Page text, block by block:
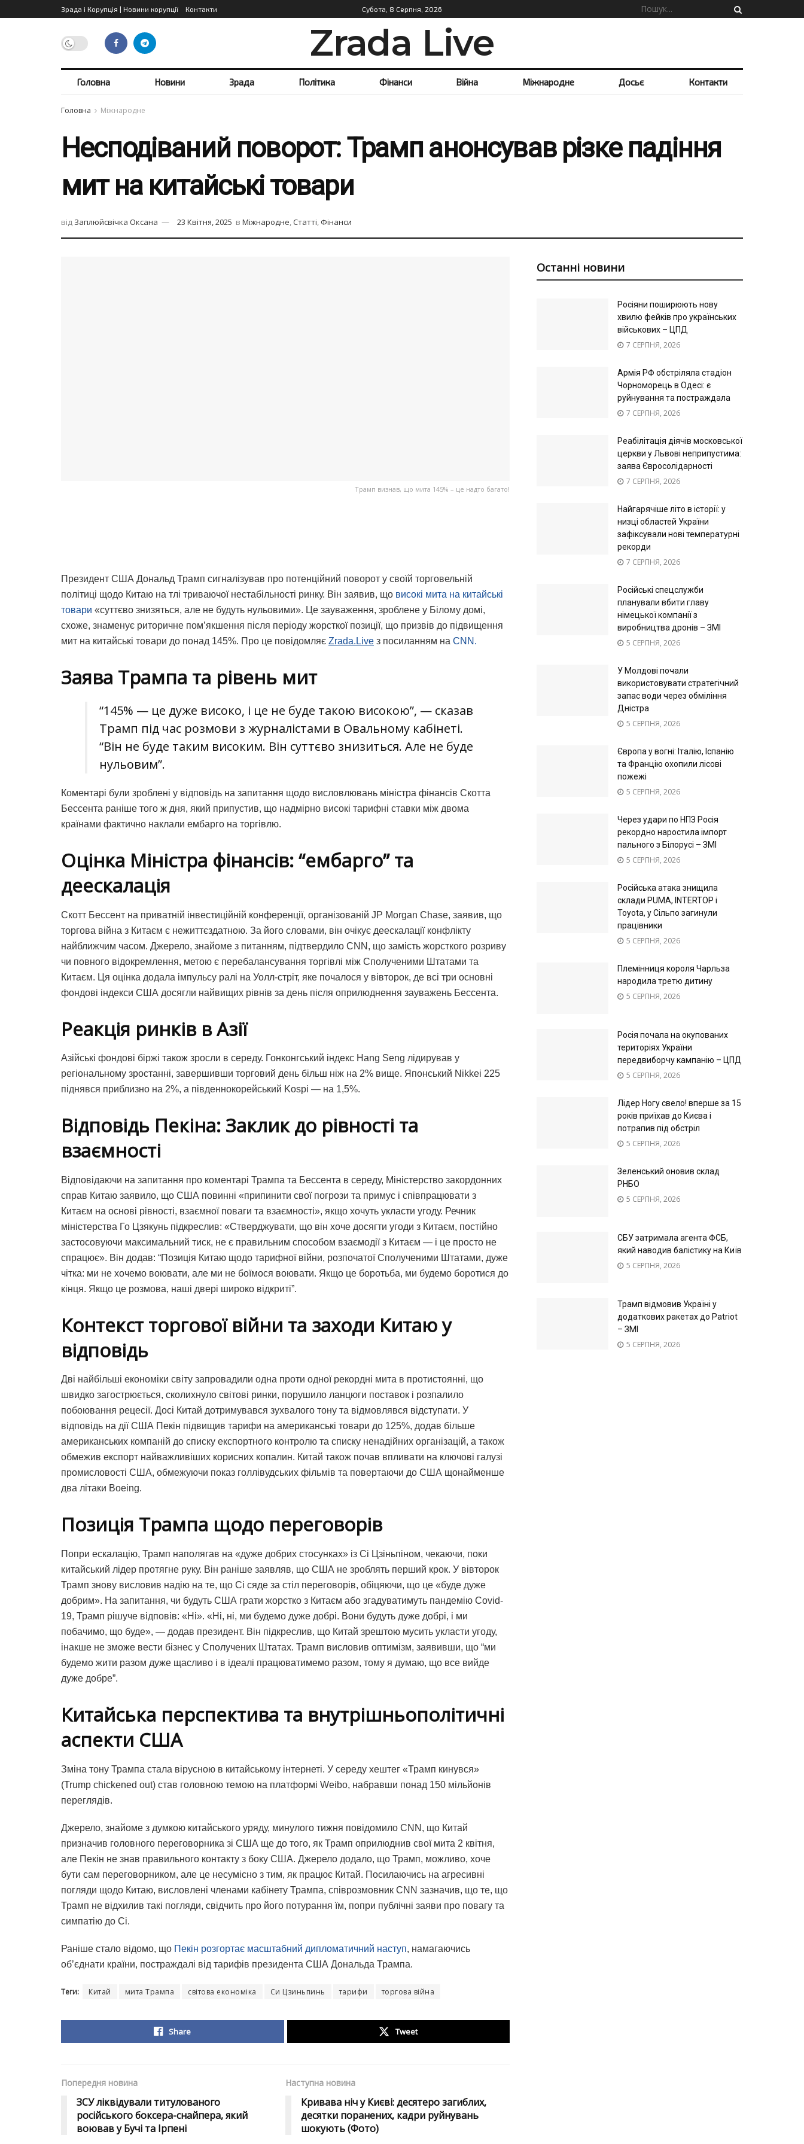
Зрада і Корупція | Новини корупції Контакти Субота, 8 Серпня, 2026
Zrada Live
Головна Новини Зрада Політика Фінанси Війна Міжнародне Досьє Контакти
Головна Міжнародне
Несподіваний поворот: Трамп анонсував різке падіння
мит на китайські товари
від Заплюйсвічка Оксана 23 Квітня, 2025 в Міжнародне,Статті, Фінанси
Трамп визнав, що мита 145% – це надто багато!
Президент США Дональд Трамп сигналізував про потенційний поворот у своїй торговельній
політиці щодо Китаю на тлі триваючої нестабільності ринку. Він заявив, що високі мита на китайські
товари «суттєво знизяться, але не будуть нульовими». Це зауваження, зроблене у Білому домі,
схоже, знаменує риторичне пом’якшення після періоду жорсткої позиції, що призвів до підвищення
мит на китайські товари до понад 145%. Про це повідомляє Zrada.Live з посиланням на CNN.
Заява Трампа та рівень мит
“145% — це дуже високо, і це не буде такою високою”, — сказав
Трамп під час розмови з журналістами в Овальному кабінеті.
“Він не буде таким високим. Він суттєво знизиться. Але не буде
нульовим”.
Коментарі були зроблені у відповідь на запитання щодо висловлювань міністра фінансів Скотта
Бессента раніше того ж дня, який припустив, що надмірно високі тарифні ставки між двома
країнами фактично наклали ембарго на торгівлю.
Оцінка Міністра фінансів: “ембарго” та
деескалація
Скотт Бессент на приватній інвестиційній конференції, організованій JP Morgan Chase, заявив, що
торгова війна з Китаєм є нежиттєздатною. За його словами, він очікує деескалації конфлікту
найближчим часом. Джерело, знайоме з питанням, підтвердило CNN, що замість жорсткого розриву
чи повного відокремлення, метою є перебалансування торгівлі між Сполученими Штатами та
Китаєм. Ця оцінка додала імпульсу ралі на Уолл-стріт, яке почалося у вівторок, де всі три основні
фондові індекси США досягли найвищих рівнів за день після оприлюднення зауважень Бессента.
Реакція ринків в Азії
Азійські фондові біржі також зросли в середу. Гонконгський індекс Hang Seng лідирував у
регіональному зростанні, завершивши торговий день більш ніж на 2% вище. Японський Nikkei 225
піднявся приблизно на 2%, а південнокорейський Kospi — на 1,5%.
Відповідь Пекіна: Заклик до рівності та
взаємності
Відповідаючи на запитання про коментарі Трампа та Бессента в середу, Міністерство закордонних
справ Китаю заявило, що США повинні «припинити свої погрози та примус і співпрацювати з
Китаєм на основі рівності, взаємної поваги та взаємності», якщо хочуть укласти угоду. Речник
міністерства Го Цзякунь підкреслив: «Стверджувати, що він хоче досягти угоди з Китаєм, постійно
застосовуючи максимальний тиск, не є правильним способом взаємодії з Китаєм — і це просто не
спрацює». Він додав: “Позиція Китаю щодо тарифної війни, розпочатої Сполученими Штатами, дуже
чітка: ми не хочемо воювати, але ми не боїмося воювати. Якщо це боротьба, ми будемо боротися до
кінця. Якщо це розмова, наші двері широко відкриті”.
Контекст торгової війни та заходи Китаю у
відповідь
Дві найбільші економіки світу запровадили одна проти одної рекордні мита в протистоянні, що
швидко загострюється, сколихнуло світові ринки, порушило ланцюги поставок і розпалило
побоювання рецесії. Досі Китай дотримувався зухвалого тону та відмовлявся відступати. У
відповідь на дії США Пекін підвищив тарифи на американські товари до 125%, додав більше
американських компаній до списку експортного контролю та списку ненадійних організацій, а також
обмежив експорт найважливіших корисних копалин. Китай також почав впливати на ключові галузі
промисловості США, обмежуючи показ голлівудських фільмів та повертаючи до США щонайменше
два літаки Boeing.
Позиція Трампа щодо переговорів
Попри ескалацію, Трамп наполягав на «дуже добрих стосунках» із Сі Цзіньпіном, чекаючи, поки
китайський лідер протягне руку. Він раніше заявляв, що США не зроблять перший крок. У вівторок
Трамп знову висловив надію на те, що Сі сяде за стіл переговорів, обіцяючи, що це «буде дуже
добрим». На запитання, чи будуть США грати жорстко з Китаєм або згадуватимуть пандемію Covid-
19, Трамп рішуче відповів: «Ні». «Ні, ні, ми будемо дуже добрі. Вони будуть дуже добрі, і ми
побачимо, що буде», — додав президент. Він підкреслив, що Китай зрештою мусить укласти угоду,
інакше не зможе вести бізнес у Сполучених Штатах. Трамп висловив оптимізм, заявивши, що “ми
будемо жити разом дуже щасливо і в ідеалі працюватимемо разом, тому я думаю, що все вийде
дуже добре”.
Китайська перспектива та внутрішньополітичні
аспекти США
Зміна тону Трампа стала вірусною в китайському інтернеті. У середу хештег «Трамп кинувся»
(Trump chickened out) став головною темою на платформі Weibo, набравши понад 150 мільйонів
переглядів.
Джерело, знайоме з думкою китайського уряду, минулого тижня повідомило CNN, що Китай
призначив головного переговорника зі США ще до того, як Трамп оприлюднив свої мита 2 квітня,
але Пекін не знав правильного контакту з боку США. Джерело додало, що Трамп, можливо, хоче
бути сам переговорником, але це несумісно з тим, як працює Китай. Посилаючись на агресивні
погляди щодо Китаю, висловлені членами кабінету Трампа, співрозмовник CNN зазначив, що те, що
Трамп не відхилив такі погляди, свідчить про його потурання їм, попри публічні заяви про повагу та
симпатію до Сі.
Раніше стало відомо, що Пекін розгортає масштабний дипломатичний наступ, намагаючись
об’єднати країни, постраждалі від тарифів президента США Дональда Трампа.
Теги: Китай мита Трампа світова економіка Си Цзиньпинь тарифи торгова війна
Share Tweet
Попередня новина
ЗСУ ліквідували титулованого
російського боксера-снайпера, який
воював у Бучі та Ірпені
Наступна новина
Кривава ніч у Києві: десятеро загиблих,
десятки поранених, кадри руйнувань
шокують (Фото)
Останні новини
Росіяни поширюють нову
хвилю фейків про українських
військових – ЦПД
7 СЕРПНЯ, 2026
Армія РФ обстріляла стадіон
Чорноморець в Одесі: є
руйнування та постраждала
7 СЕРПНЯ, 2026
Реабілітація діячів московської
церкви у Львові неприпустима:
заява Євросолідарності
7 СЕРПНЯ, 2026
Найгарячіше літо в історії: у
низці областей України
зафіксували нові температурні
рекорди
7 СЕРПНЯ, 2026
Російські спецслужби
планували вбити главу
німецької компанії з
виробництва дронів – ЗМІ
5 СЕРПНЯ, 2026
У Молдові почали
використовувати стратегічний
запас води через обміління
Дністра
5 СЕРПНЯ, 2026
Європа у вогні: Італію, Іспанію
та Францію охопили лісові
пожежі
5 СЕРПНЯ, 2026
Через удари по НПЗ Росія
рекордно наростила імпорт
пального з Білорусі – ЗМІ
5 СЕРПНЯ, 2026
Російська атака знищила
склади PUMA, INTERTOP і
Toyota, у Сільпо загинули
працівники
5 СЕРПНЯ, 2026
Племінниця короля Чарльза
народила третю дитину
5 СЕРПНЯ, 2026
Росія почала на окупованих
територіях України
передвиборчу кампанію – ЦПД
5 СЕРПНЯ, 2026
Лідер Ногу свело! вперше за 15
років приїхав до Києва і
потрапив під обстріл
5 СЕРПНЯ, 2026
Зеленський оновив склад
РНБО
5 СЕРПНЯ, 2026
СБУ затримала агента ФСБ,
який наводив балістику на Київ
5 СЕРПНЯ, 2026
Трамп відмовив Україні у
додаткових ракетах до Patriot
– ЗМІ
5 СЕРПНЯ, 2026